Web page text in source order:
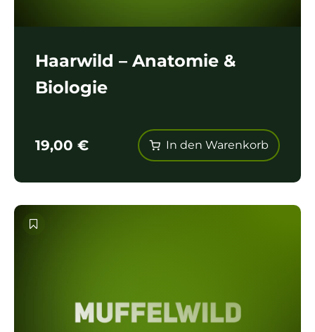
Haarwild – Anatomie &
Biologie
19,00 € In den Warenkorb